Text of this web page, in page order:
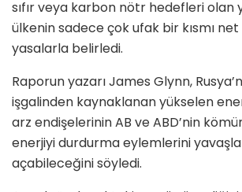
sıfır veya karbon nötr hedefleri olan
ülkenin sadece çok ufak bir kısmı net
yasalarla belirledi.
Raporun yazarı James Glynn,
işgalinden kaynaklanan yükselen
arz endişelerinin AB ve ABD’nin
enerjiyi durdurma eylemlerini
açabileceğini söyledi.